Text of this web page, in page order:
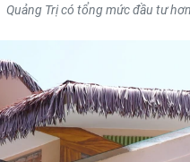
Quảng Trị có tổng mức đầu tư